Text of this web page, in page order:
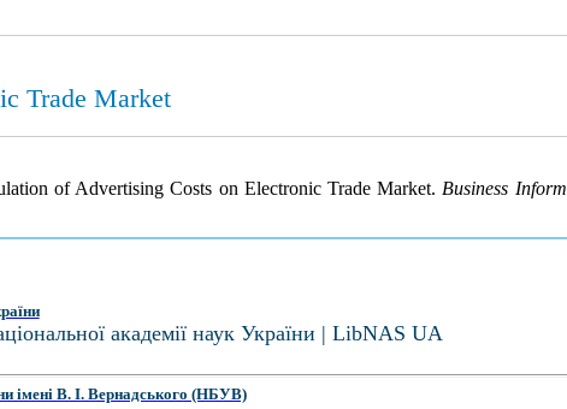
Trade Market
of Advertising Costs on Electronic Trade Market. Business Inform
академії наук України | LibNAS UA
імені В. І. Вернадського (НБУВ)